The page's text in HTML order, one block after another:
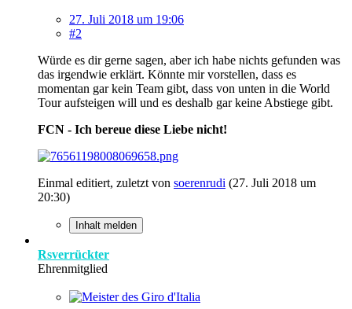
27. Juli 2018 um 19:06
#2
Würde es dir gerne sagen, aber ich habe nichts gefunden was
das irgendwie erklärt. Könnte mir vorstellen, dass es
momentan gar kein Team gibt, dass von unten in die World
Tour aufsteigen will und es deshalb gar keine Abstiege gibt.
FCN - Ich bereue diese Liebe nicht!
Einmal editiert, zuletzt von soerenrudi (27. Juli 2018 um
20:30)
Inhalt melden
Rsverrückter
Ehrenmitglied